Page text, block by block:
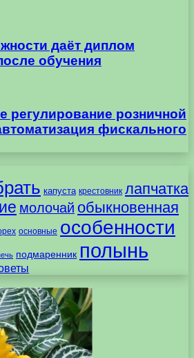
даёт диплом
обучения
регулирование розничной
фискального
капуста крестовник лапчатка
молочай обыкновенная
основные особенности
подмаренник полынь